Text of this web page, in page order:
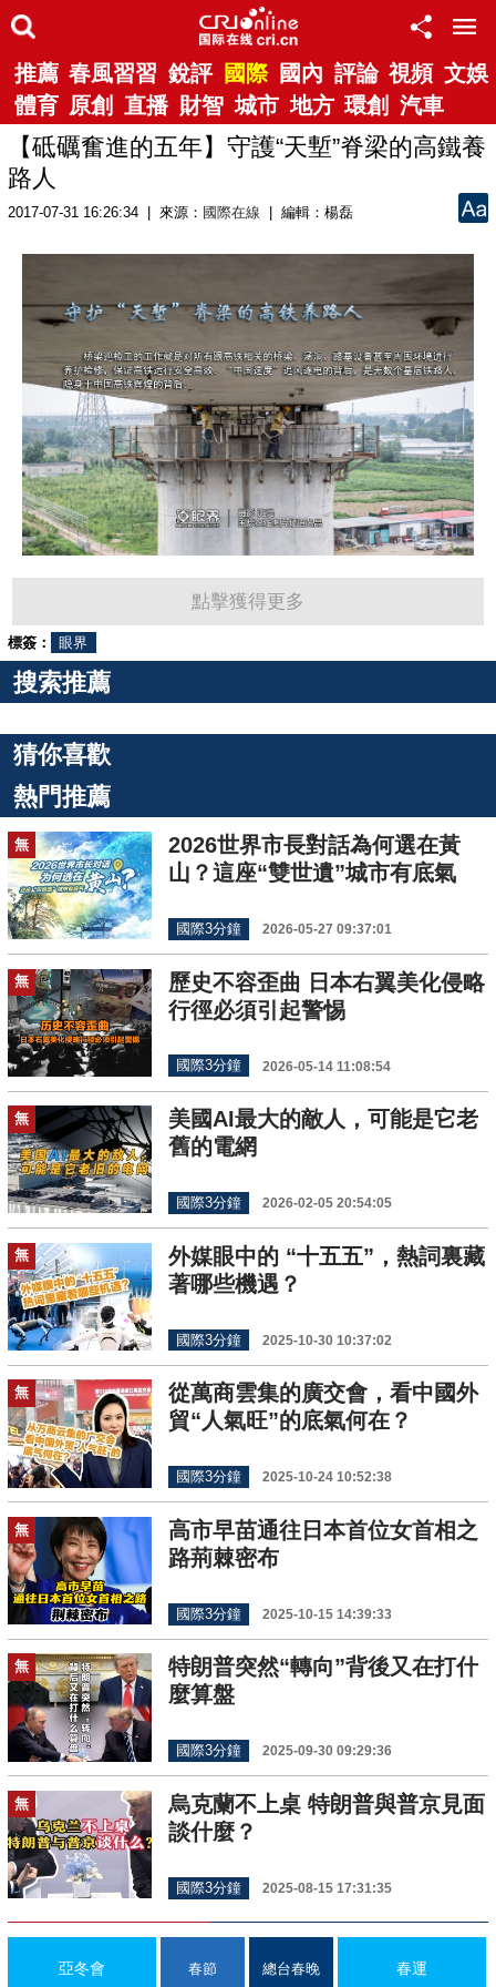
推薦 春風習習 銳評 國際 國內 評論 視頻 文娛
體育 原創 直播 財智 城市 地方 環創 汽車
【砥礪奮進的五年】守護“天塹”脊梁的高鐵養
路人
2017-07-31 16:26:34 | 來源： 國際在線 | 編輯：楊磊
點擊獲得更多
標簽： 眼界
搜索推薦
猜你喜歡
熱門推薦
無
2026世界市長對話為何選在黃
山？這座“雙世遺”城市有底氣
國際3分鐘 2026-05-27 09:37:01
無
歷史不容歪曲 日本右翼美化侵略
行徑必須引起警惕
國際3分鐘 2026-05-14 11:08:54
無
美國AI最大的敵人，可能是它老
舊的電網
國際3分鐘 2026-02-05 20:54:05
無
外媒眼中的 “十五五”，熱詞裏藏
著哪些機遇？
國際3分鐘 2025-10-30 10:37:02
無
從萬商雲集的廣交會，看中國外
貿“人氣旺”的底氣何在？
國際3分鐘 2025-10-24 10:52:38
無
高市早苗通往日本首位女首相之
路荊棘密布
國際3分鐘 2025-10-15 14:39:33
無
特朗普突然“轉向”背後又在打什
麼算盤
國際3分鐘 2025-09-30 09:29:36
無
烏克蘭不上桌 特朗普與普京見面
談什麼？
國際3分鐘 2025-08-15 17:31:35
亞冬會 春節 總台春晚 春運